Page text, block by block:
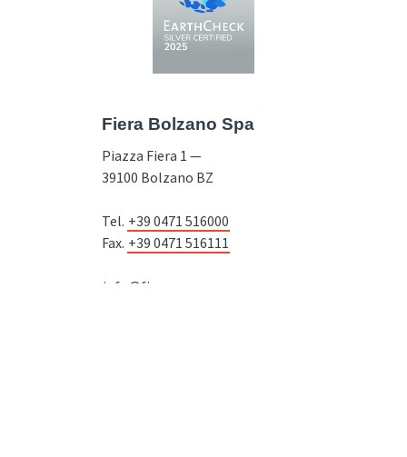
Fiera Bolzano Spa
Piazza Fiera 1 —
39100 Bolzano BZ
Tel. +39 0471 516000
Fax. +39 0471 516111
info@fieramesse.com